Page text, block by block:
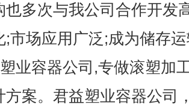
也多次与我公司合作开发
;市场应用广泛;成为储存
容器公司,专做滚塑加
方案。君益塑业容器公司